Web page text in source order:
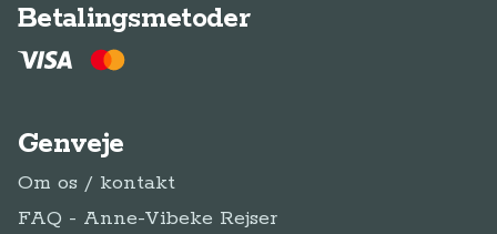
Betalingsmetoder
Genveje
Om os / kontakt
FAQ - Anne-Vibeke Rejser